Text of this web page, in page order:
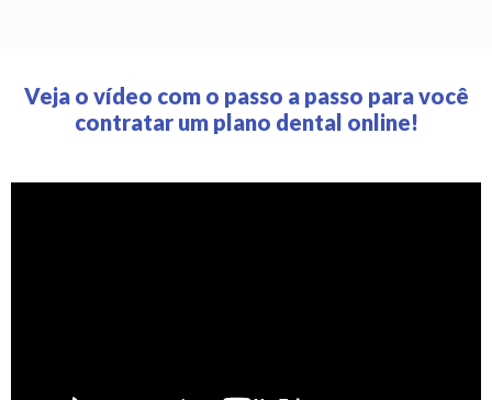
Veja o vídeo com o passo a passo para você
contratar um plano dental online!